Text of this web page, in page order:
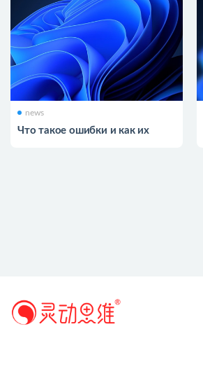
news
Что такое ошибки и как их